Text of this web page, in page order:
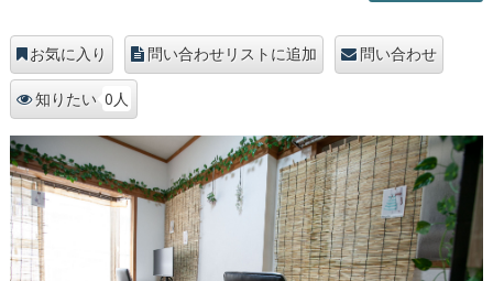
お気に入り 問い合わせリストに追加 問い合わせ
知りたい 0人